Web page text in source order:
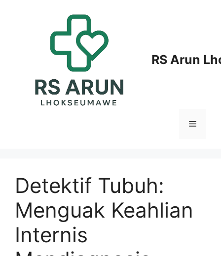
RS Arun
Menu
Detektif Tubuh:
Menguak Keahlian
Internis